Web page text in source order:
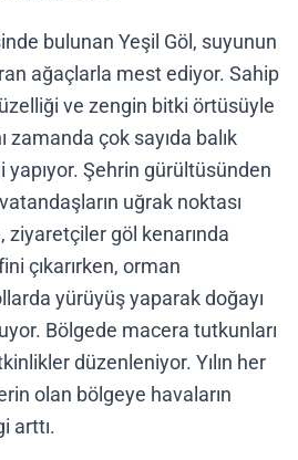
bulunan Yeşil Göl, suyunun
ağaçlarla mest ediyor. Sahip
ve zengin bitki örtüsüyle
zamanda çok sayıda balık
Şehrin gürültüsünden
uğrak noktası
ziyaretçiler göl kenarında
çıkarırken, orman
yürüyüş yaparak doğayı
Bölgede macera tutkunları
düzenleniyor. Yılın her
olan bölgeye havaların
arttı.